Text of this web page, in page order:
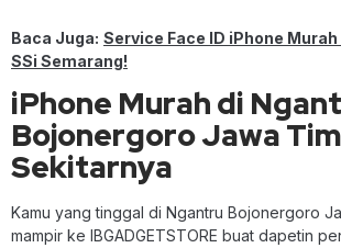
Baca Juga: Service Face ID iPhone
SSi Semarang!
iPhone Murah di
Bojonergoro Jawa
Sekitarnya
Kamu yang tinggal di Ngantru Bojonergoro
mampir ke IBGADGETSTORE buat dapetin